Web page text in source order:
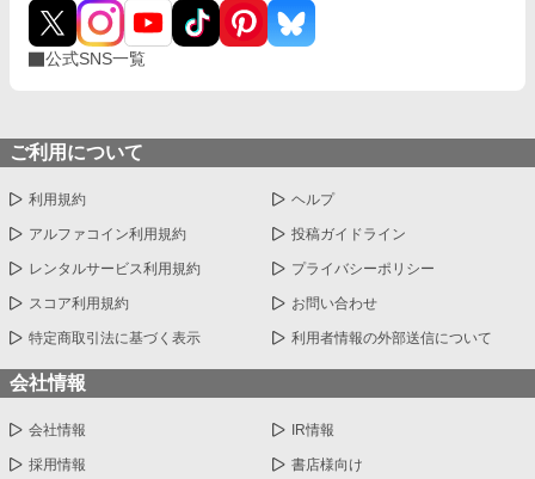
公式SNS一覧
ご利用について
利用規約 ヘルプ
アルファコイン利用規約 投稿ガイドライン
レンタルサービス利用規約 プライバシーポリシー
スコア利用規約 お問い合わせ
特定商取引法に基づく表示 利用者情報の外部送信について
会社情報
会社情報 IR情報
採用情報 書店様向け